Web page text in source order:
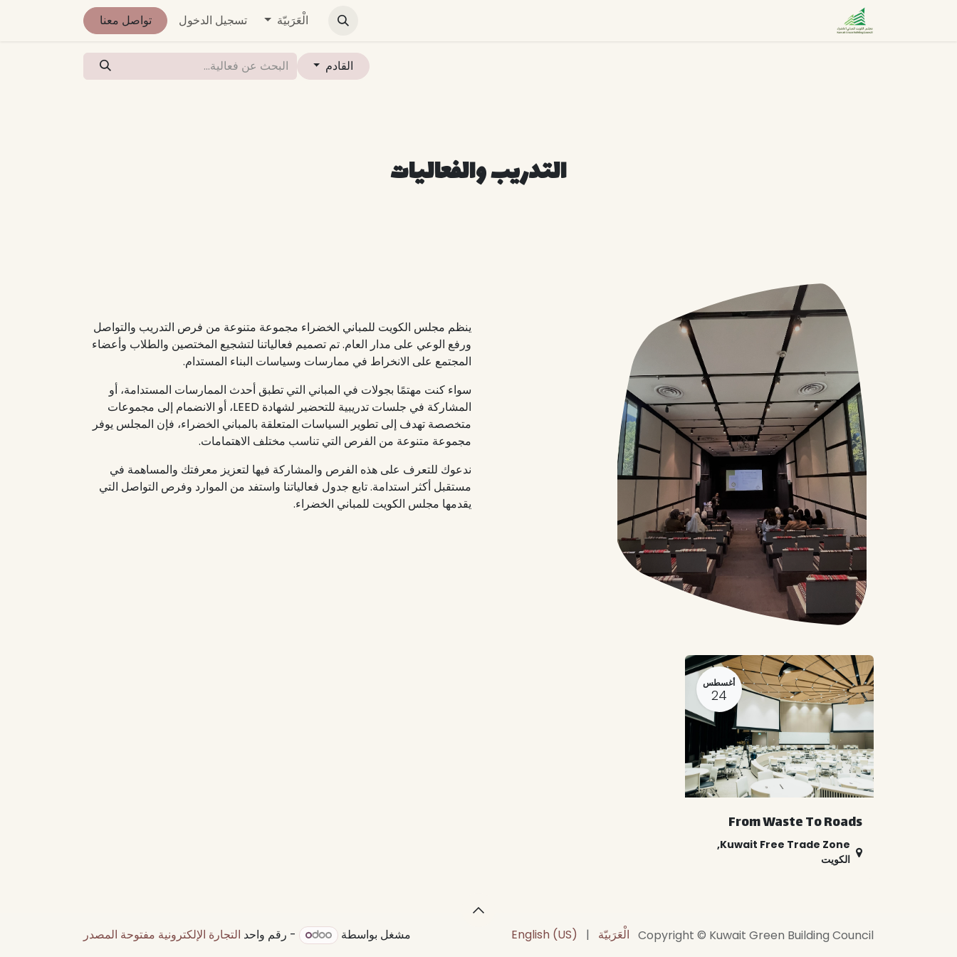
تخطي للذهاب إلى المحتوى
تواصل معنا الوظائفالْعَرَبيّة تسجيل الدخول تواصل معنا
القادم
التدريب والفعاليات
ينظم مجلس الكويت للمباني الخضراء مجموعة متنوعة من فرص التدريب والتواصل
ورفع الوعي على مدار العام. تم تصميم فعالياتنا لتشجيع المختصين والطلاب وأعضاء
المجتمع على الانخراط في ممارسات وسياسات البناء المستدام.
سواء كنت مهتمًا بجولات في المباني التي تطبق أحدث الممارسات المستدامة، أو
المشاركة في جلسات تدريبية للتحضير لشهادة LEED، أو الانضمام إلى مجموعات
متخصصة تهدف إلى تطوير السياسات المتعلقة بالمباني الخضراء، فإن المجلس يوفر
مجموعة متنوعة من الفرص التي تناسب مختلف الاهتمامات.
ندعوك للتعرف على هذه الفرص والمشاركة فيها لتعزيز معرفتك والمساهمة في
مستقبل أكثر استدامة. تابع جدول فعالياتنا واستفد من الموارد وفرص التواصل التي
يقدمها مجلس الكويت للمباني الخضراء.
أغسطس
24
From Waste To Roads
Kuwait Free Trade Zone
,
الكويت
Copyright © Kuwait Green Building Council الْعَرَبيّة |
English (US) مشغل بواسطة - رقم واحد التجارة الإلكترونية مفتوحة المصدر